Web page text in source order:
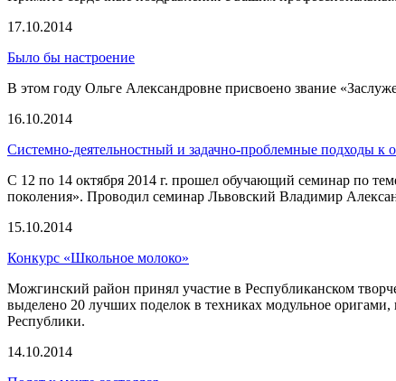
17.10.2014
Было бы настроение
В этом году Ольге Александровне присвоено звание
16.10.2014
Системно-деятельностный и задачно-проблемные подходы
С 12 по 14 октября 2014 г. прошел обучающий семинар по
поколения». Проводил семинар Львовский Владимир
15.10.2014
Конкурс «Школьное молоко»
Можгинский район принял участие в Республиканском
выделено 20 лучших поделок в техниках модульное
Республики.
14.10.2014